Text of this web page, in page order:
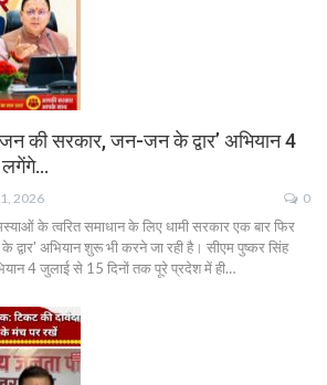
की सरकार, जन-जन के द्वार’ अभियान 4
लगेंगे…
1, 2026 0
के त्वरित समाधान के लिए धामी सरकार एक बार फिर
अभियान शुरू भी करने जा रही है। सीएम पुष्कर सिंह
4 जुलाई से 15 दिनों तक पूरे प्रदेश में ही…